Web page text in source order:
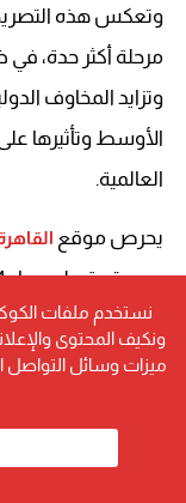
وتعكس هذه
مرحلة أكثر حدة،
وتزايد المخاوف
الأوسط وتأثيرها
العالمية.
يحرص موقع
ومستمرة على مدار 24 ساعة، حيث نرصد لكم أحدث
الذهب،أسعار الدولار
متابعة دقيقة لأهم
نستخدم ملفات
ونكيف المحتوى
ميزات وسائل التواصل